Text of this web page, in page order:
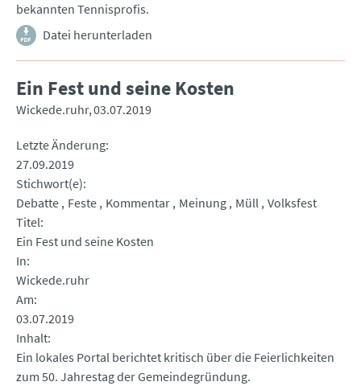
bekannten Tennisprofis.
Datei herunterladen
Ein Fest und seine Kosten
Wickede.ruhr 03.07.2019
Letzte Änderung
27.09.2019
Stichwort(e)
Debatte Feste Kommentar Meinung Müll Volksfest
Titel
Ein Fest und seine Kosten
In
Wickede.ruhr
Am
03.07.2019
Inhalt
Ein lokales Portal berichtet kritisch über die Feierlichkeiten
zum 50. Jahrestag der Gemeindegründung.